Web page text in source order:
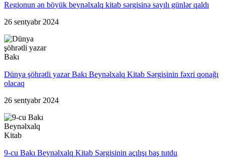
Regionun ən böyük beynəlxalq kitab sərgisinə sayılı günlər qaldı
26 sentyabr 2024
Dünya şöhrətli yazar Bakı Beynəlxalq Kitab Sərgisinin fəxri qonağı
olacaq
26 sentyabr 2024
9-cu Bakı Beynəlxalq Kitab Sərgisinin açılışı baş tutdu